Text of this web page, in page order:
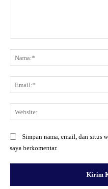
Simpan nama, email, dan situs
saya berkomentar.